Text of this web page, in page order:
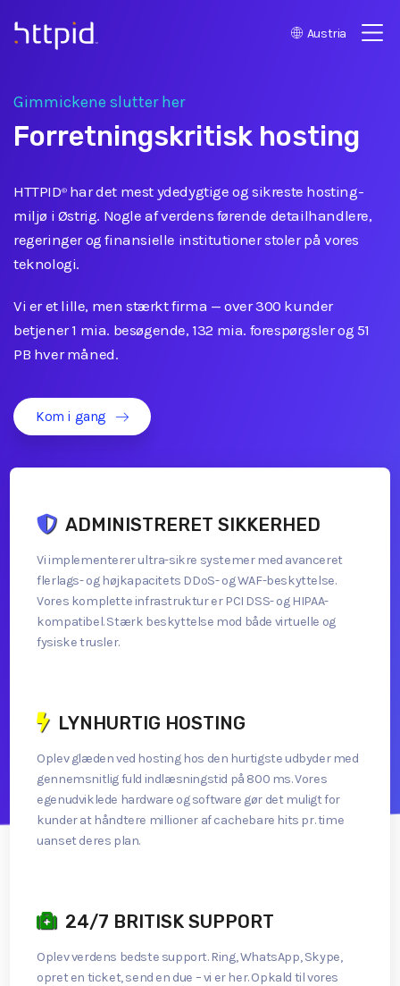
™
Austria
Gimmickene slutter her
Forretningskritisk hosting
HTTPID®har det mest ydedygtige og sikreste hosting-
miljø i Østrig. Nogle af verdens førende detailhandlere,
regeringer og finansielle institutioner stoler på vores
teknologi.
Vi er et lille, men stærkt firma —over 300 kunder
betjener 1 mia. besøgende, 132 mia. forespørgsler og 51
PB hver måned.
Kom i gang
ADMINISTRERET SIKKERHED
Vi implementerer ultra-sikre systemer med avanceret
flerlags- og højkapacitets DDoS- og WAF-beskyttelse.
Vores komplette infrastruktur er PCI DSS- og HIPAA-
kompatibel. Stærk beskyttelse mod både virtuelle og
fysiske trusler.
LYNHURTIG HOSTING
Oplev glæden ved hosting hos den hurtigste udbyder med
gennemsnitlig fuld indlæsningstid på 800 ms. Vores
egenudviklede hardware og software gør det muligt for
kunder at håndtere millioner af cachebare hits pr. time
uanset deres plan.
24/7 BRITISK SUPPORT
Oplev verdens bedste support. Ring, WhatsApp, Skype,
opret en ticket, send en due – vi er her. Opkald til vores